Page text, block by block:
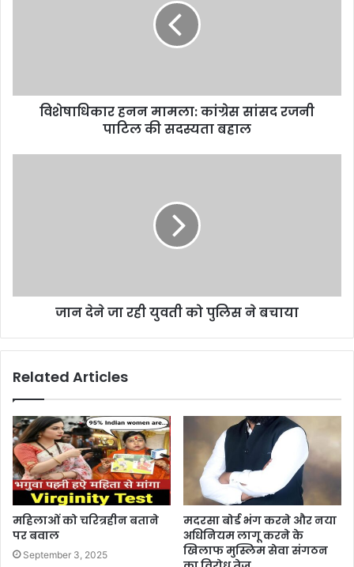
विशेषाधिकार हनन मामला: कांग्रेस सांसद रजनी
पाटिल की सदस्यता बहाल
जान देने जा रही युवती को पुलिस ने बचाया
Related Articles
महिलाओं को चरित्रहीन बताने
पर बवाल
September 3, 2025
मदरसा बोर्ड भंग करने और नया
अधिनियम लागू करने के
खिलाफ मुस्लिम सेवा संगठन